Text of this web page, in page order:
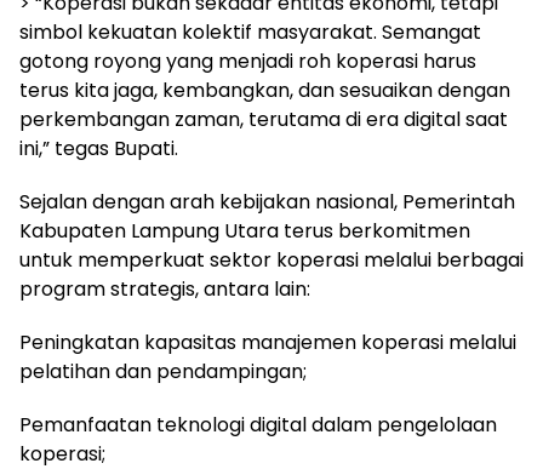
simbol kekuatan kolektif masyarakat. Semangat
gotong royong yang menjadi roh koperasi harus
terus kita jaga, kembangkan, dan sesuaikan dengan
perkembangan zaman, terutama di era digital saat
ini,” tegas Bupati.
Sejalan dengan arah kebijakan nasional, Pemerintah
Kabupaten Lampung Utara terus berkomitmen
untuk memperkuat sektor koperasi melalui berbagai
program strategis, antara lain:
Peningkatan kapasitas manajemen koperasi melalui
pelatihan dan pendampingan;
Pemanfaatan teknologi digital dalam pengelolaan
koperasi;